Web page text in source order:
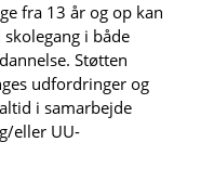
fra 13 år og op kan
i både
Støtten
udfordringer og
i samarbejde
eller UU-